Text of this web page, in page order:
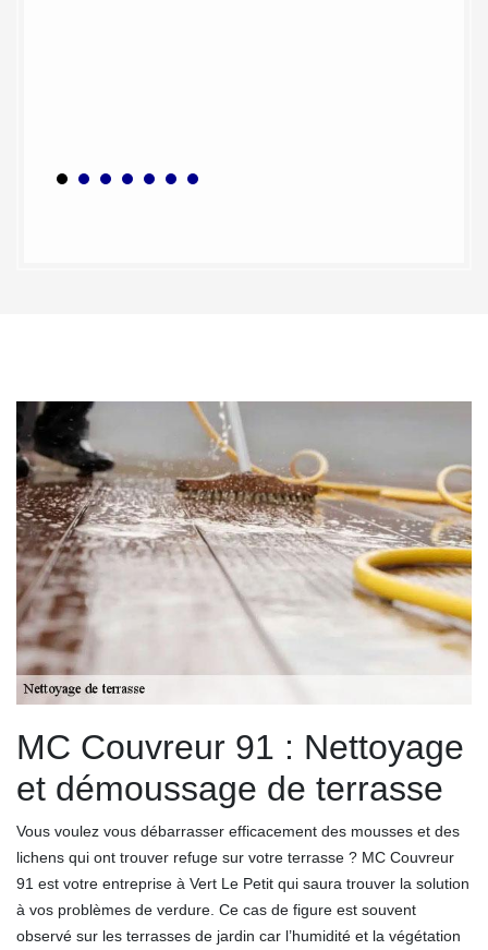
MC Couvreur 91 : Nettoyage
et démoussage de terrasse
Vous voulez vous débarrasser efficacement des mousses et des
lichens qui ont trouver refuge sur votre terrasse ? MC Couvreur
91 est votre entreprise à Vert Le Petit qui saura trouver la solution
à vos problèmes de verdure. Ce cas de figure est souvent
observé sur les terrasses de jardin car l’humidité et la végétation